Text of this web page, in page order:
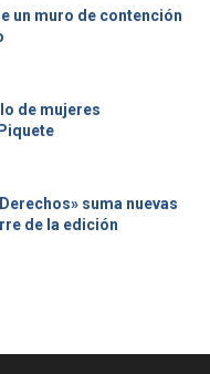
un muro de contención
de mujeres
suma nuevas
de la edición